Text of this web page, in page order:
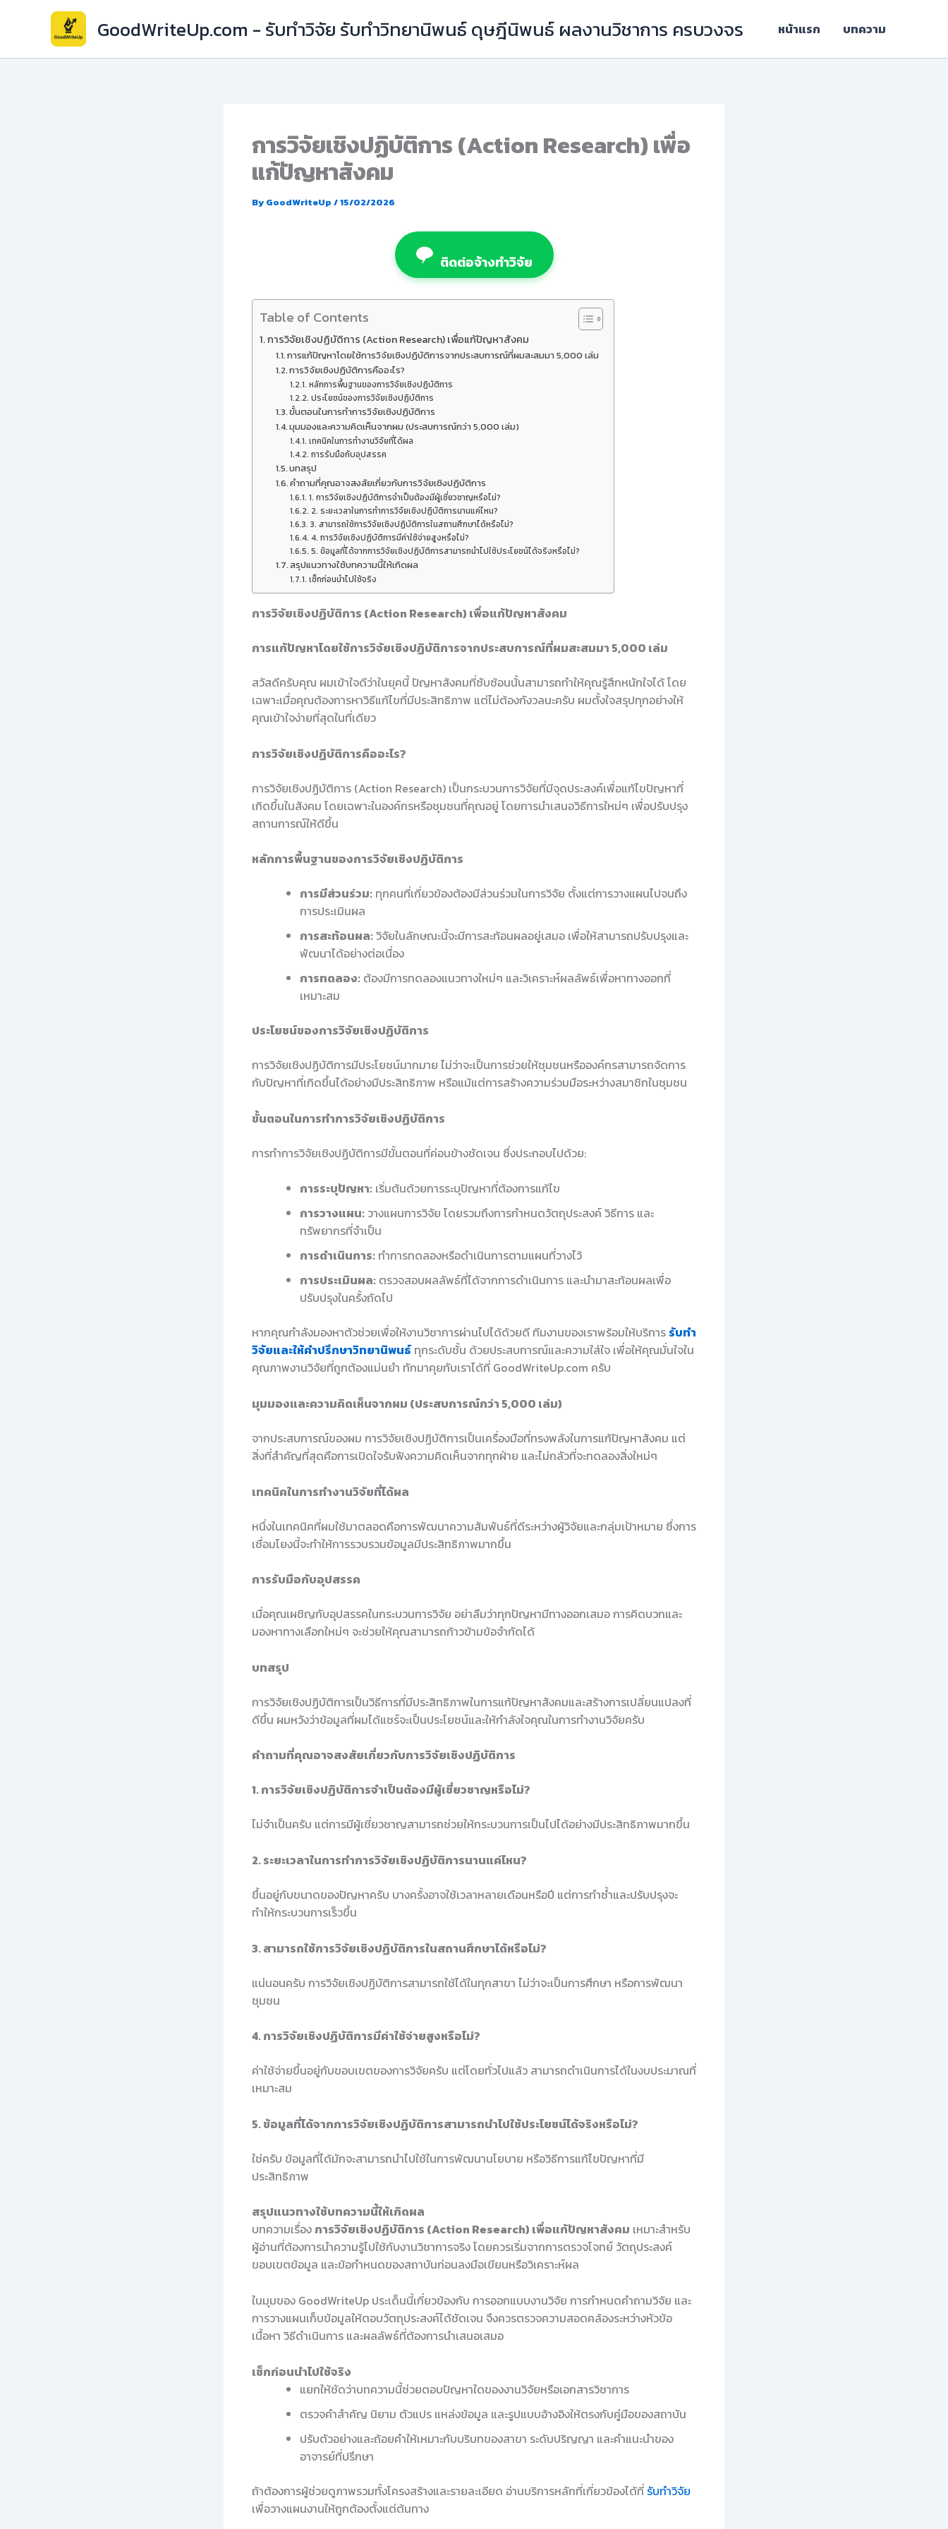
GoodWriteUp.com - รับทำวิจัย รับทำวิทยานิพนธ์ ดุษฎีนิพนธ์ ผลงานวิชาการ ครบวงจร หน้าแรก บทความ
การวิจัยเชิงปฏิบัติการ (Action Research) เพื่อ
แก้ปัญหาสังคม
By GoodWriteUp /15/02/2026
ติดต่อจ้างทำวิจัย
Table of Contents
การวิจัยเชิงปฏิบัติการ (Action Research) เพื่อแก้ปัญหาสังคม
การแก้ปัญหาโดยใช้การวิจัยเชิงปฏิบัติการจากประสบการณ์ที่ผมสะสมมา 5,000 เล่ม
การวิจัยเชิงปฏิบัติการคืออะไร?
หลักการพื้นฐานของการวิจัยเชิงปฏิบัติการ
ประโยชน์ของการวิจัยเชิงปฏิบัติการ
ขั้นตอนในการทำการวิจัยเชิงปฏิบัติการ
มุมมองและความคิดเห็นจากผม (ประสบการณ์กว่า 5,000 เล่ม)
เทคนิคในการทำงานวิจัยที่ได้ผล
การรับมือกับอุปสรรค
บทสรุป
คำถามที่คุณอาจสงสัยเกี่ยวกับการวิจัยเชิงปฏิบัติการ
1. การวิจัยเชิงปฏิบัติการจำเป็นต้องมีผู้เชี่ยวชาญหรือไม่?
2. ระยะเวลาในการทำการวิจัยเชิงปฏิบัติการนานแค่ไหน?
3. สามารถใช้การวิจัยเชิงปฏิบัติการในสถานศึกษาได้หรือไม่?
4. การวิจัยเชิงปฏิบัติการมีค่าใช้จ่ายสูงหรือไม่?
5. ข้อมูลที่ได้จากการวิจัยเชิงปฏิบัติการสามารถนำไปใช้ประโยชน์ได้จริงหรือไม่?
สรุปแนวทางใช้บทความนี้ให้เกิดผล
เช็กก่อนนำไปใช้จริง
การวิจัยเชิงปฏิบัติการ (Action Research) เพื่อแก้ปัญหาสังคม
การแก้ปัญหาโดยใช้การวิจัยเชิงปฏิบัติการจากประสบการณ์ที่ผมสะสมมา 5,000 เล่ม
สวัสดีครับคุณ ผมเข้าใจดีว่าในยุคนี้ ปัญหาสังคมที่ซับซ้อนนั้นสามารถทำให้คุณรู้สึกหนักใจได้ โดย
เฉพาะเมื่อคุณต้องการหาวิธีแก้ไขที่มีประสิทธิภาพ แต่ไม่ต้องกังวลนะครับ ผมตั้งใจสรุปทุกอย่างให้
คุณเข้าใจง่ายที่สุดในที่เดียว
การวิจัยเชิงปฏิบัติการคืออะไร?
การวิจัยเชิงปฏิบัติการ (Action Research) เป็นกระบวนการวิจัยที่มีจุดประสงค์เพื่อแก้ไขปัญหาที่
เกิดขึ้นในสังคม โดยเฉพาะในองค์กรหรือชุมชนที่คุณอยู่ โดยการนำเสนอวิธีการใหม่ๆ เพื่อปรับปรุง
สถานการณ์ให้ดีขึ้น
หลักการพื้นฐานของการวิจัยเชิงปฏิบัติการ
การมีส่วนร่วม: ทุกคนที่เกี่ยวข้องต้องมีส่วนร่วมในการวิจัย ตั้งแต่การวางแผนไปจนถึง
การประเมินผล
การสะท้อนผล: วิจัยในลักษณะนี้จะมีการสะท้อนผลอยู่เสมอ เพื่อให้สามารถปรับปรุงและ
พัฒนาได้อย่างต่อเนื่อง
การทดลอง: ต้องมีการทดลองแนวทางใหม่ๆ และวิเคราะห์ผลลัพธ์เพื่อหาทางออกที่
เหมาะสม
ประโยชน์ของการวิจัยเชิงปฏิบัติการ
การวิจัยเชิงปฏิบัติการมีประโยชน์มากมาย ไม่ว่าจะเป็นการช่วยให้ชุมชนหรือองค์กรสามารถจัดการ
กับปัญหาที่เกิดขึ้นได้อย่างมีประสิทธิภาพ หรือแม้แต่การสร้างความร่วมมือระหว่างสมาชิกในชุมชน
ขั้นตอนในการทำการวิจัยเชิงปฏิบัติการ
การทำการวิจัยเชิงปฏิบัติการมีขั้นตอนที่ค่อนข้างชัดเจน ซึ่งประกอบไปด้วย:
การระบุปัญหา: เริ่มต้นด้วยการระบุปัญหาที่ต้องการแก้ไข
การวางแผน: วางแผนการวิจัย โดยรวมถึงการกำหนดวัตถุประสงค์ วิธีการ และ
ทรัพยากรที่จำเป็น
การดำเนินการ: ทำการทดลองหรือดำเนินการตามแผนที่วางไว้
การประเมินผล: ตรวจสอบผลลัพธ์ที่ได้จากการดำเนินการ และนำมาสะท้อนผลเพื่อ
ปรับปรุงในครั้งถัดไป
หากคุณกำลังมองหาตัวช่วยเพื่อให้งานวิชาการผ่านไปได้ด้วยดี ทีมงานของเราพร้อมให้บริการ รับทำ
วิจัยและให้คำปรึกษาวิทยานิพนธ์ ทุกระดับชั้น ด้วยประสบการณ์และความใส่ใจ เพื่อให้คุณมั่นใจใน
คุณภาพงานวิจัยที่ถูกต้องแม่นยำ ทักมาคุยกับเราได้ที่ GoodWriteUp.com ครับ
มุมมองและความคิดเห็นจากผม (ประสบการณ์กว่า 5,000 เล่ม)
จากประสบการณ์ของผม การวิจัยเชิงปฏิบัติการเป็นเครื่องมือที่ทรงพลังในการแก้ปัญหาสังคม แต่
สิ่งที่สำคัญที่สุดคือการเปิดใจรับฟังความคิดเห็นจากทุกฝ่าย และไม่กลัวที่จะทดลองสิ่งใหม่ๆ
เทคนิคในการทำงานวิจัยที่ได้ผล
หนึ่งในเทคนิคที่ผมใช้มาตลอดคือการพัฒนาความสัมพันธ์ที่ดีระหว่างผู้วิจัยและกลุ่มเป้าหมาย ซึ่งการ
เชื่อมโยงนี้จะทำให้การรวบรวมข้อมูลมีประสิทธิภาพมากขึ้น
การรับมือกับอุปสรรค
เมื่อคุณเผชิญกับอุปสรรคในกระบวนการวิจัย อย่าลืมว่าทุกปัญหามีทางออกเสมอ การคิดบวกและ
มองหาทางเลือกใหม่ๆ จะช่วยให้คุณสามารถก้าวข้ามข้อจำกัดได้
บทสรุป
การวิจัยเชิงปฏิบัติการเป็นวิธีการที่มีประสิทธิภาพในการแก้ปัญหาสังคมและสร้างการเปลี่ยนแปลงที่
ดีขึ้น ผมหวังว่าข้อมูลที่ผมได้แชร์จะเป็นประโยชน์และให้กำลังใจคุณในการทำงานวิจัยครับ
คำถามที่คุณอาจสงสัยเกี่ยวกับการวิจัยเชิงปฏิบัติการ
1. การวิจัยเชิงปฏิบัติการจำเป็นต้องมีผู้เชี่ยวชาญหรือไม่?
ไม่จำเป็นครับ แต่การมีผู้เชี่ยวชาญสามารถช่วยให้กระบวนการเป็นไปได้อย่างมีประสิทธิภาพมากขึ้น
2. ระยะเวลาในการทำการวิจัยเชิงปฏิบัติการนานแค่ไหน?
ขึ้นอยู่กับขนาดของปัญหาครับ บางครั้งอาจใช้เวลาหลายเดือนหรือปี แต่การทำซ้ำและปรับปรุงจะ
ทำให้กระบวนการเร็วขึ้น
3. สามารถใช้การวิจัยเชิงปฏิบัติการในสถานศึกษาได้หรือไม่?
แน่นอนครับ การวิจัยเชิงปฏิบัติการสามารถใช้ได้ในทุกสาขา ไม่ว่าจะเป็นการศึกษา หรือการพัฒนา
ชุมชน
4. การวิจัยเชิงปฏิบัติการมีค่าใช้จ่ายสูงหรือไม่?
ค่าใช้จ่ายขึ้นอยู่กับขอบเขตของการวิจัยครับ แต่โดยทั่วไปแล้ว สามารถดำเนินการได้ในงบประมาณที่
เหมาะสม
5. ข้อมูลที่ได้จากการวิจัยเชิงปฏิบัติการสามารถนำไปใช้ประโยชน์ได้จริงหรือไม่?
ใช่ครับ ข้อมูลที่ได้มักจะสามารถนำไปใช้ในการพัฒนานโยบาย หรือวิธีการแก้ไขปัญหาที่มี
ประสิทธิภาพ
สรุปแนวทางใช้บทความนี้ให้เกิดผล
บทความเรื่อง การวิจัยเชิงปฏิบัติการ (Action Research) เพื่อแก้ปัญหาสังคม เหมาะสำหรับ
ผู้อ่านที่ต้องการนำความรู้ไปใช้กับงานวิชาการจริง โดยควรเริ่มจากการตรวจโจทย์ วัตถุประสงค์
ขอบเขตข้อมูล และข้อกำหนดของสถาบันก่อนลงมือเขียนหรือวิเคราะห์ผล
ในมุมของ GoodWriteUp ประเด็นนี้เกี่ยวข้องกับ การออกแบบงานวิจัย การกำหนดคำถามวิจัย และ
การวางแผนเก็บข้อมูลให้ตอบวัตถุประสงค์ได้ชัดเจน จึงควรตรวจความสอดคล้องระหว่างหัวข้อ
เนื้อหา วิธีดำเนินการ และผลลัพธ์ที่ต้องการนำเสนอเสมอ
เช็กก่อนนำไปใช้จริง
แยกให้ชัดว่าบทความนี้ช่วยตอบปัญหาใดของงานวิจัยหรือเอกสารวิชาการ
ตรวจคำสำคัญ นิยาม ตัวแปร แหล่งข้อมูล และรูปแบบอ้างอิงให้ตรงกับคู่มือของสถาบัน
ปรับตัวอย่างและถ้อยคำให้เหมาะกับบริบทของสาขา ระดับปริญญา และคำแนะนำของ
อาจารย์ที่ปรึกษา
ถ้าต้องการผู้ช่วยดูภาพรวมทั้งโครงสร้างและรายละเอียด อ่านบริการหลักที่เกี่ยวข้องได้ที่ รับทำวิจัย
เพื่อวางแผนงานให้ถูกต้องตั้งแต่ต้นทาง